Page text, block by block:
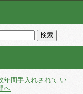
年間手入れされて い
へ